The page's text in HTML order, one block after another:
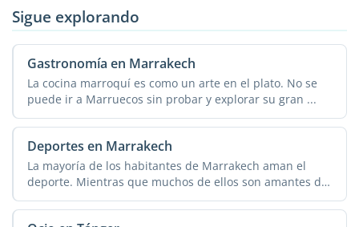
Sigue explorando
Gastronomía en Marrakech
La cocina marroquí es como un arte en el plato. No se
puede ir a Marruecos sin probar y explorar su gran ...
Deportes en Marrakech
La mayoría de los habitantes de Marrakech aman el
deporte. Mientras que muchos de ellos son amantes del
...